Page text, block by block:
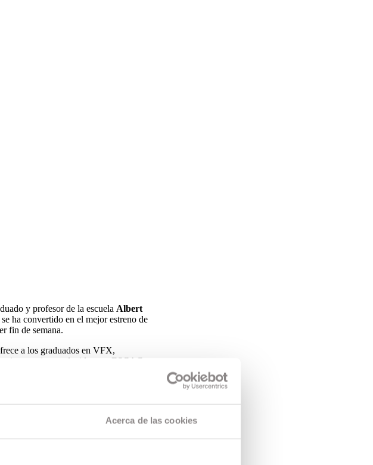
Acerca de las cookies
y profesor de la escuela Albert
ha convertido en el mejor estreno de
fin de semana.
a los graduados en VFX,
y series producidas por ESCAC
la comunidad ESCAC.
el talento y su incorporación al
individual y el trabajo en equipo.
factorías de I+D+I en